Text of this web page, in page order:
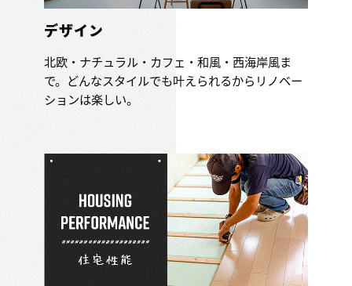
デザイン
北欧・ナチュラル・カフェ・和風・西海岸風ま
で。どんなスタイルでも叶えられるからリノベー
ションは楽しい。